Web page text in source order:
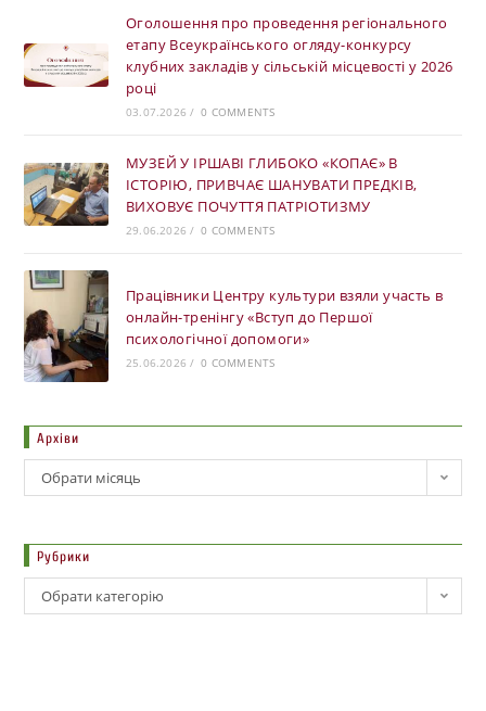
Оголошення про проведення регіонального
етапу Всеукраїнського огляду-конкурсу
клубних закладів у сільській місцевості у 2026
році
03.07.2026 / 0 COMMENTS
МУЗЕЙ У ІРШАВІ ГЛИБОКО «КОПАЄ» В
ІСТОРІЮ, ПРИВЧАЄ ШАНУВАТИ ПРЕДКІВ,
ВИХОВУЄ ПОЧУТТЯ ПАТРІОТИЗМУ
29.06.2026 / 0 COMMENTS
Працівники Центру культури взяли участь в
онлайн-тренінгу «Вступ до Першої
психологічної допомоги»
25.06.2026 / 0 COMMENTS
Архіви
Обрати місяць
Рубрики
Обрати категорію